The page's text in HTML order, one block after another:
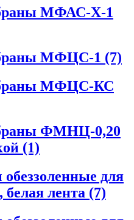
МФАС-Х-1
МФЦС-1 (7)
МФЦС-КС
ФМНЦ-0,20
(1)
для
белая лента (7)